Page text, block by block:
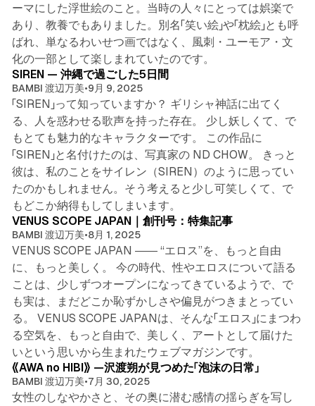
ーマにした浮世絵のこと。当時の人々にとっては娯楽で
あり、教養でもありました。別名「笑い絵」や「枕絵」とも呼
ばれ、単なるわいせつ画ではなく、風刺・ユーモア・文
化の一部として楽しまれていたのです。
3 min read
SIREN — 沖縄で過ごした5日間
BAMBI 渡辺万美•9月 9, 2025
「SIREN」って知っていますか？ ギリシャ神話に出てく
る、人を惑わせる歌声を持った存在。 少し妖しくて、で
もとても魅力的なキャラクターです。 この作品に
「SIREN」と名付けたのは、写真家の ND CHOW。 きっと
彼は、私のことをサイレン（SIREN）のように思ってい
たのかもしれません。そう考えると少し可笑しくて、で
もどこか納得もしてしまいます。
3 min read
VENUS SCOPE JAPAN｜創刊号：特集記事
BAMBI 渡辺万美•8月 1, 2025
VENUS SCOPE JAPAN ―― “エロス”を、もっと自由
に、もっと美しく。 今の時代、性やエロスについて語る
ことは、少しずつオープンになってきているようで、で
も実は、まだどこか恥ずかしさや偏見がつきまとってい
る。 VENUS SCOPE JAPANは、そんな「エロス」にまつわ
る空気を、もっと自由で、美しく、アートとして届けた
いという思いから生まれたウェブマガジンです。
4 min read
《AWA no HIBI》 —沢渡朔が見つめた「泡沫の日常」
BAMBI 渡辺万美•7月 30, 2025
女性のしなやかさと、その奥に潜む感情の揺らぎを写し